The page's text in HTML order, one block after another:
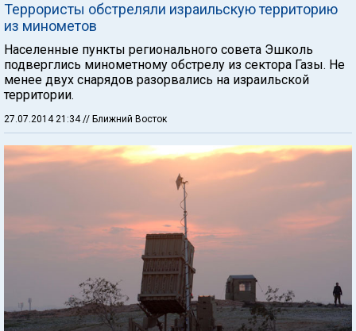
Террористы обстреляли израильскую территорию
из минометов
Населенные пункты регионального совета Эшколь
подверглись минометному обстрелу из сектора Газы. Не
менее двух снарядов разорвались на израильской
территории.
27.07.2014 21:34// Ближний Восток